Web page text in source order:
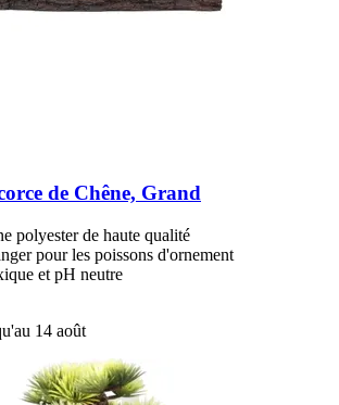
de Chêne, Grand
polyester de haute qualité
pour les poissons d'ornement
et pH neutre
14 août